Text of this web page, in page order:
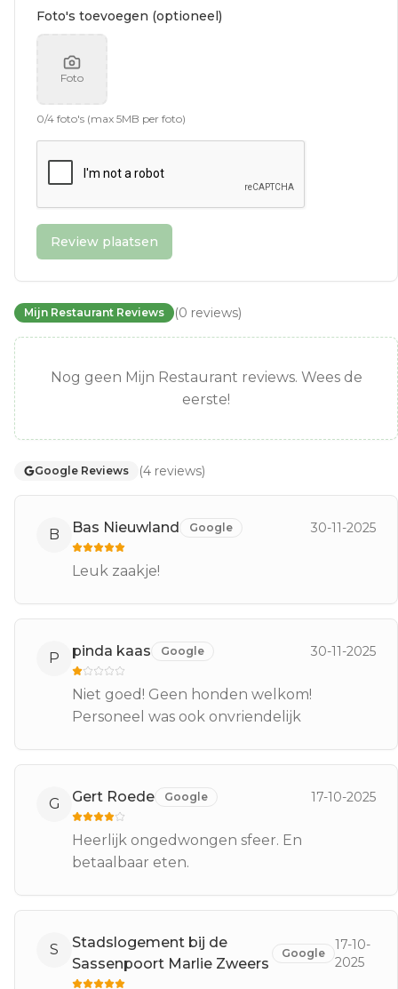
Foto's toevoegen (optioneel)
Foto
0/4 foto's (max 5MB per foto)
Review plaatsen
Mijn Restaurant Reviews (0 reviews)
Nog geen Mijn Restaurant reviews. Wees de
eerste!
Google Reviews (4 reviews)
B Bas Nieuwland Google 30-11-2025
Leuk zaakje!
P pinda kaas Google 30-11-2025
Niet goed! Geen honden welkom!
Personeel was ook onvriendelijk
G Gert Roede Google 17-10-2025
Heerlijk ongedwongen sfeer. En
betaalbaar eten.
S
Stadslogement bij de
Sassenpoort Marlie Zweers
Google
17-10-
2025